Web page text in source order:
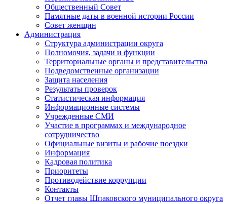
Общественный Совет
Памятные даты в военной истории России
Совет женщин
Администрация
Структура администрации округа
Полномочия, задачи и функции
Территориальные органы и представительства
Подведомственные организации
Защита населения
Результаты проверок
Статистическая информация
Информационные системы
Учрежденные СМИ
Участие в программах и международное
сотрудничество
Официальные визиты и рабочие поездки
Информация
Кадровая политика
Приоритеты
Противодействие коррупции
Контакты
Отчет главы Шпаковского муниципального округа